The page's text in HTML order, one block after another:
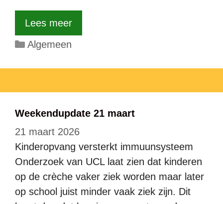
Lees meer
Categorieën
Algemeen
Weekendupdate 21 maart
21 maart 2026
Kinderopvang versterkt immuunsysteem
Onderzoek van UCL laat zien dat kinderen
op de crèche vaker ziek worden maar later
op school juist minder vaak ziek zijn. Dit